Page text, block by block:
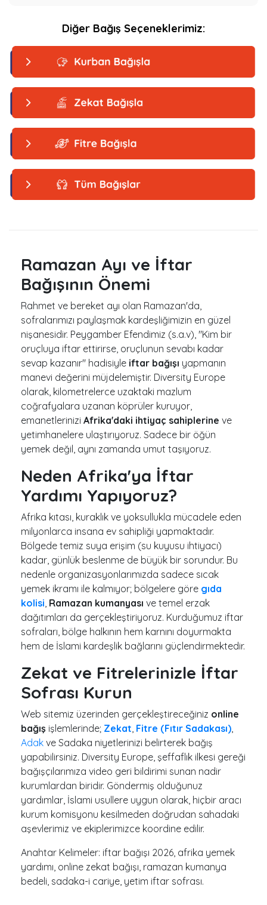
Diğer Bağış Seçeneklerimiz:
Ramazan Ayı ve İftar
Bağışının Önemi
Rahmet ve bereket ayı olan Ramazan'da,
sofralarımızı paylaşmak kardeşliğimizin en güzel
nişanesidir. Peygamber Efendimiz (s.a.v), "Kim bir
oruçluya iftar ettirirse, oruçlunun sevabı kadar
sevap kazanır" hadisiyle iftar bağışı yapmanın
manevi değerini müjdelemiştir. Diversity Europe
olarak, kilometrelerce uzaktaki mazlum
coğrafyalara uzanan köprüler kuruyor,
emanetlerinizi Afrika'daki ihtiyaç sahiplerine ve
yetimhanelere ulaştırıyoruz. Sadece bir öğün
yemek değil, aynı zamanda umut taşıyoruz.
Neden Afrika'ya İftar
Yardımı Yapıyoruz?
Afrika kıtası, kuraklık ve yoksullukla mücadele eden
milyonlarca insana ev sahipliği yapmaktadır.
Bölgede temiz suya erişim (su kuyusu ihtiyacı)
kadar, günlük beslenme de büyük bir sorundur. Bu
nedenle organizasyonlarımızda sadece sıcak
yemek ikramı ile kalmıyor; bölgelere göre gıda
kolisi, Ramazan kumanyası ve temel erzak
dağıtımları da gerçekleştiriyoruz. Kurduğumuz iftar
sofraları, bölge halkının hem karnını doyurmakta
hem de İslami kardeşlik bağlarını güçlendirmektedir.
Zekat ve Fitrelerinizle İftar
Sofrası Kurun
Web sitemiz üzerinden gerçekleştireceğiniz online
bağış işlemlerinde; Zekat, Fitre (Fıtır Sadakası),
Adak ve Sadaka niyetlerinizi belirterek bağış
yapabilirsiniz. Diversity Europe, şeffaflık ilkesi gereği
bağışçılarımıza video geri bildirimi sunan nadir
kurumlardan biridir. Göndermiş olduğunuz
yardımlar, İslami usullere uygun olarak, hiçbir aracı
kurum komisyonu kesilmeden doğrudan sahadaki
aşevlerimiz ve ekiplerimizce koordine edilir.
Anahtar Kelimeler: iftar bağışı 2026, afrika yemek
yardımı, online zekat bağışı, ramazan kumanya
bedeli, sadaka-i cariye, yetim iftar sofrası.